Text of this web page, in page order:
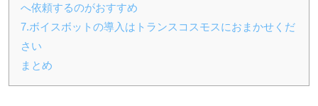
へ依頼するのがおすすめ
7.ボイスボットの導入はトランスコスモスにおまかせくだ
さい
まとめ